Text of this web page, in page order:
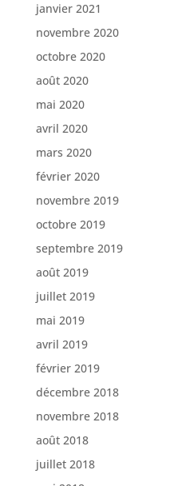
janvier 2021
novembre 2020
octobre 2020
août 2020
mai 2020
avril 2020
mars 2020
février 2020
novembre 2019
octobre 2019
septembre 2019
août 2019
juillet 2019
mai 2019
avril 2019
février 2019
décembre 2018
novembre 2018
août 2018
juillet 2018